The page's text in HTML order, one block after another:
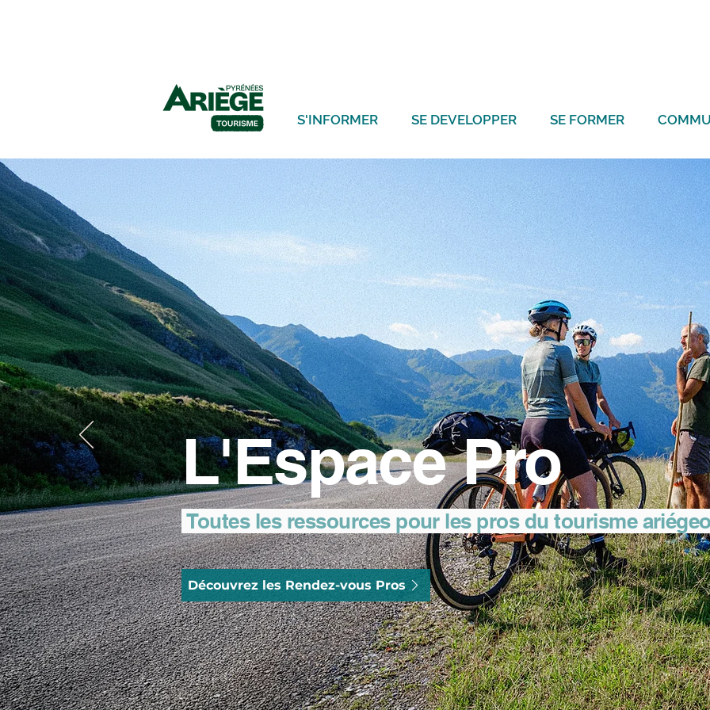
L'Espace Pro
Toutes les ressources pour les pros du tourisme
Découvrez les Rendez-vous Pros
S'INFORMER SE DEVELOPPER SE FORMER